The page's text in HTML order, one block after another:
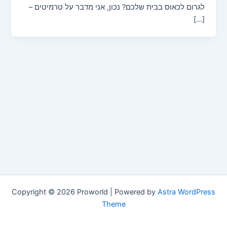
לגרום לכאוס בבית שלכם? נכון, אני מדבר על טרמיטים –
[…]
Copyright © 2026 Proworld | Powered by Astra WordPress
Theme